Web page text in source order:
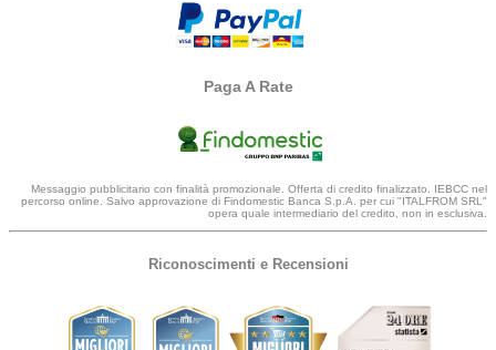
Paga A Rate
Messaggio pubblicitario con finalità promozionale. Offerta di credito finalizzato. IEBCC nel
percorso online. Salvo approvazione di Findomestic Banca S.p.A. per cui "ITALFROM SRL"
opera quale intermediario del credito, non in esclusiva.
Riconoscimenti e Recensioni